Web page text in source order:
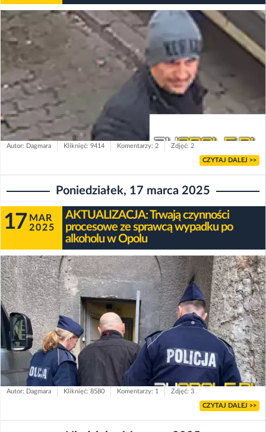
Autor: Dagmara Kliknięć: 9414 Komentarzy: 2 Zdjęć: 2
CZYTAJ DALEJ >>
Poniedziałek, 17 marca 2025
17 MAR
2025
AKTUALIZACJA: Trwają czynności
procesowe ze sprawcą wypadku po
alkoholu w Opolu
Autor: Dagmara Kliknięć: 8580 Komentarzy: 1 Zdjęć: 3
CZYTAJ DALEJ >>